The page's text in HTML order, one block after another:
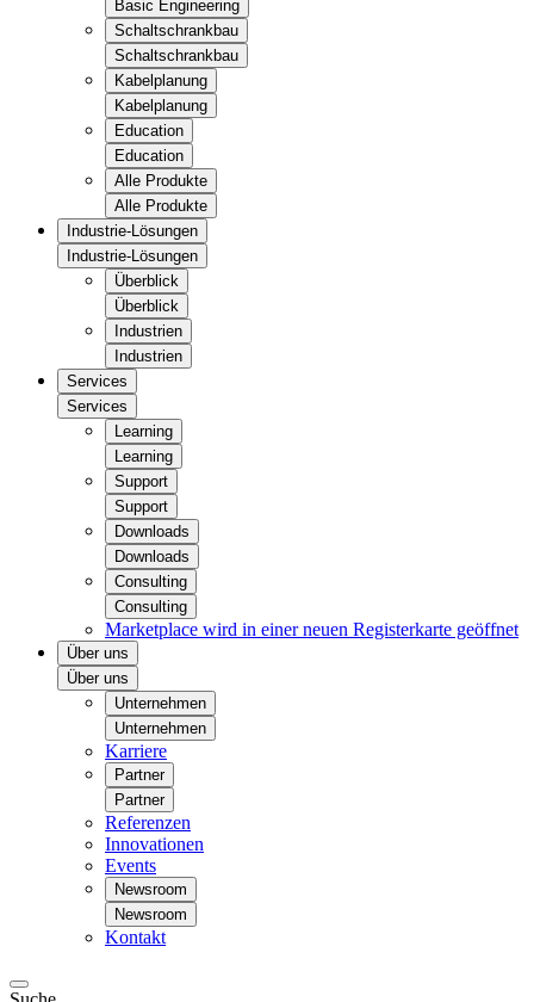
Basic Engineering
Schaltschrankbau
Schaltschrankbau
Kabelplanung
Kabelplanung
Education
Education
Alle Produkte
Alle Produkte
Industrie-Lösungen
Industrie-Lösungen
Überblick
Überblick
Industrien
Industrien
Services
Services
Learning
Learning
Support
Support
Downloads
Downloads
Consulting
Consulting
Marketplace wird in einer neuen Registerkarte geöffnet
Über uns
Über uns
Unternehmen
Unternehmen
Karriere
Partner
Partner
Referenzen
Innovationen
Events
Newsroom
Newsroom
Kontakt